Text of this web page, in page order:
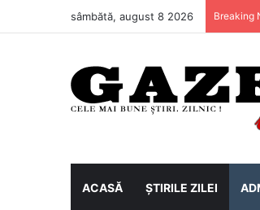
sâmbătă, august 8 2026 Breaking
ACASĂ ȘTIRILE ZILEI